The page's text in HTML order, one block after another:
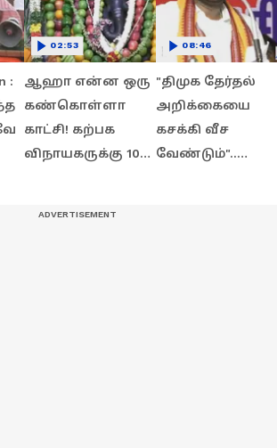
:
ஆஹா என்ன ஒரு
கண்கொள்ளா
காட்சி! கற்பக
விநாயகருக்கு 1008
02:53
"திமுக தேர்தல்
அறிக்கையை
கசக்கி வீச
வேண்டும்"..
08:46